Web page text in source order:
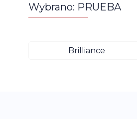
Wybrano: PRUEBA
Brilliance